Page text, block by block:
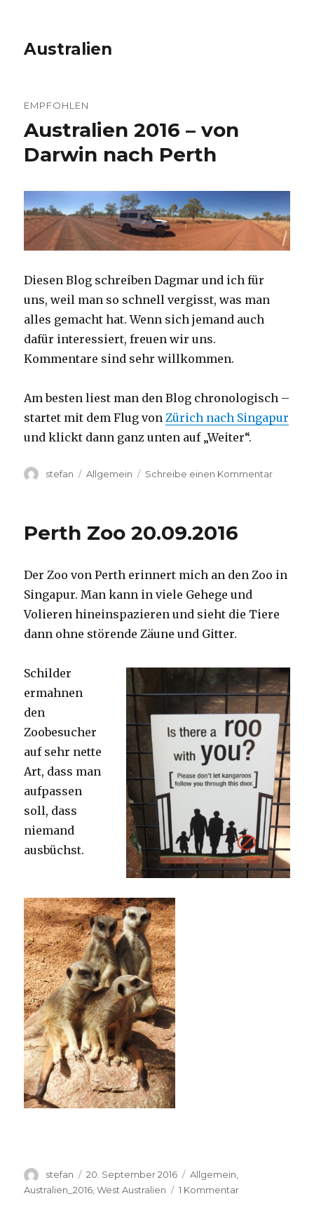
Australien
EMPFOHLEN
Australien 2016 – von
Darwin nach Perth
Diesen Blog schreiben Dagmar und ich für
uns, weil man so schnell vergisst, was man
alles gemacht hat. Wenn sich jemand auch
dafür interessiert, freuen wir uns.
Kommentare sind sehr willkommen.
Am besten liest man den Blog chronologisch –
startet mit dem Flug vonZürich nach Singapur
und klickt dann ganz unten auf „Weiter“.
Autor
stefan Kategorien
Allgemein Schreibe einen Kommentarzu
Perth
Perth Zoo 20.09.2016
Der Zoo von Perth erinnert mich an den Zoo in
Singapur. Man kann in viele Gehege und
Volieren hineinspazieren und sieht die Tiere
dann ohne störende Zäune und Gitter.
Schilder
ermahnen
den
Zoobesucher
auf sehr nette
Art, dass man
aufpassen
soll, dass
niemand
ausbüchst.
Autor
stefan
Veröffentlicht
am
20. September 2016 Kategorien
Allgemein,
Australien_2016 ,West Australien 1 Kommentarzu